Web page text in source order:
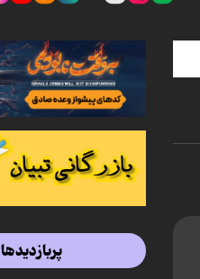
پربازدیدها